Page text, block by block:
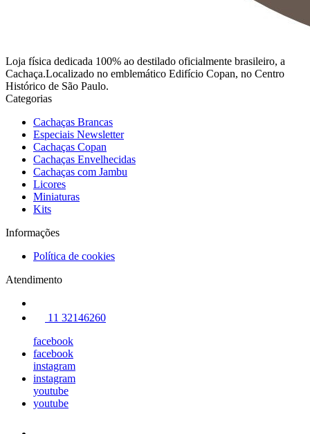
Loja física dedicada 100% ao destilado oficialmente brasileiro, a
Cachaça.Localizado no emblemático Edifício Copan, no Centro
Histórico de São Paulo.
Categorias
Cachaças Brancas
Especiais Newsletter
Cachaças Copan
Cachaças Envelhecidas
Cachaças com Jambu
Licores
Miniaturas
Kits
Informações
Política de cookies
Atendimento
11 32146260
facebook
facebook
instagram
instagram
youtube
youtube